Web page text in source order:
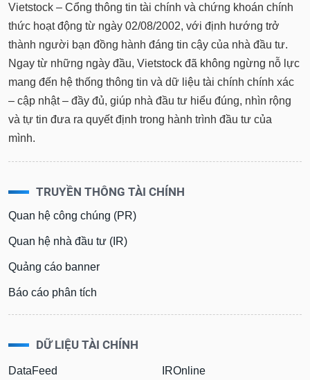
Vietstock – Cổng thông tin tài chính và chứng khoán chính
thức hoạt động từ ngày 02/08/2002, với định hướng trở
thành người bạn đồng hành đáng tin cậy của nhà đầu tư.
Ngay từ những ngày đầu, Vietstock đã không ngừng nỗ lực
mang đến hệ thống thông tin và dữ liệu tài chính chính xác
– cập nhật – đầy đủ, giúp nhà đầu tư hiểu đúng, nhìn rộng
và tự tin đưa ra quyết định trong hành trình đầu tư của
mình.
TRUYỀN THÔNG TÀI CHÍNH
Quan hệ công chúng (PR)
Quan hệ nhà đầu tư (IR)
Quảng cáo banner
Báo cáo phân tích
DỮ LIỆU TÀI CHÍNH
DataFeed
IROnline